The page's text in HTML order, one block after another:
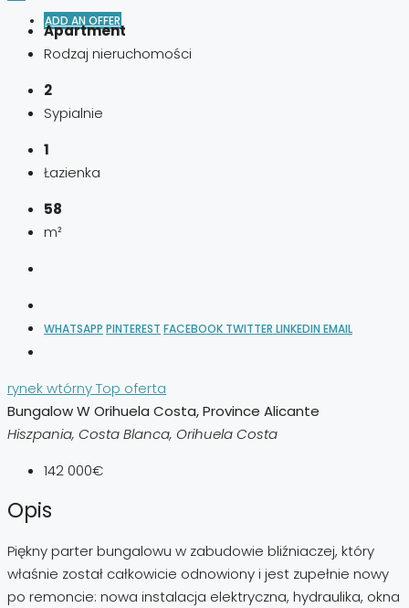
ADD AN OFFER
Apartment
Rodzaj nieruchomości
2
Sypialnie
1
Łazienka
58
m²
WHATSAPP PINTEREST FACEBOOK TWITTER LINKEDIN EMAIL
rynek wtórnyTop oferta
Bungalow W Orihuela Costa, Province Alicante
Hiszpania, Costa Blanca, Orihuela Costa
142 000€
Opis
Piękny parter bungalowu w zabudowie bliźniaczej, który
właśnie został całkowicie odnowiony i jest zupełnie nowy
po remoncie: nowa instalacja elektryczna, hydraulika, okna